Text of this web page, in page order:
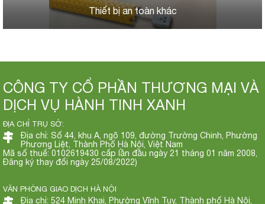
Thiết bị an toàn khác
CÔNG TY CỔ PHẦN THƯƠNG MẠI VÀ
DỊCH VỤ HÀNH TINH XANH
ĐỊA CHỈ TRỤ SỞ:
Địa chỉ: Số 44, khu A, ngõ 109, đường Trường Chinh, Phường
Phương Liệt, Thành Phố Hà Nội, Việt Nam
Mã số thuế: 0102619430 cấp lần đầu ngày 21 tháng 01 năm 2008,
Đăng ký thay đổi ngày 25/08/2022)
VĂN PHÒNG GIAO DỊCH HÀ NỘI
Địa chỉ: 524 Minh Khai, Phường Vĩnh Tuy, Thành phố Hà Nội,